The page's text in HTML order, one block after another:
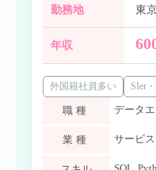
勤務地 東
年収
外国籍社員多い SIer
職種 データ
業種 サービ